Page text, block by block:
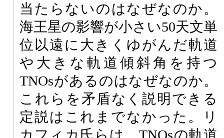
当たらないのはなぜなのか。
海王星の影響が小さい50天文単
位以遠に大きくゆがんだ軌道
や大きな軌道傾斜角を持つ
TNOsがあるのはなぜなのか。
これらを矛盾なく説明できる
定説はこれまでなかった。リ
カフィカ氏らは、TNOsの軌道